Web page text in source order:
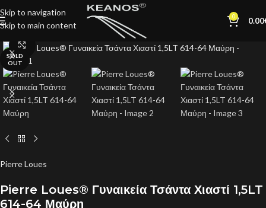
Skip to navigation
Skip to main content
0 0.00
SOLD
OUT
Click to enlarge
Pierre Loues
Pierre Loues® Γυναικεία Τσάντα Χιαστί 1,5LT
614-64 Μαύρη